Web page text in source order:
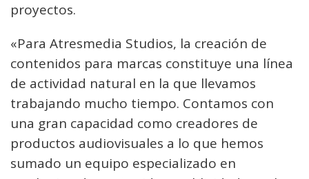
proyectos.
«Para Atresmedia Studios, la creación de
contenidos para marcas constituye una línea
de actividad natural en la que llevamos
trabajando mucho tiempo. Contamos con
una gran capacidad como creadores de
productos audiovisuales a lo que hemos
sumado un equipo especializado en